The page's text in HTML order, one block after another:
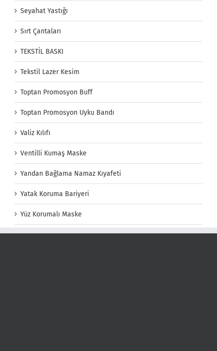
Seyahat Yastığı
Sırt Çantaları
TEKSTİL BASKI
Tekstil Lazer Kesim
Toptan Promosyon Buff
Toptan Promosyon Uyku Bandı
Valiz Kılıfı
Ventilli Kumaş Maske
Yandan Bağlama Namaz Kıyafeti
Yatak Koruma Bariyeri
Yüz Korumalı Maske